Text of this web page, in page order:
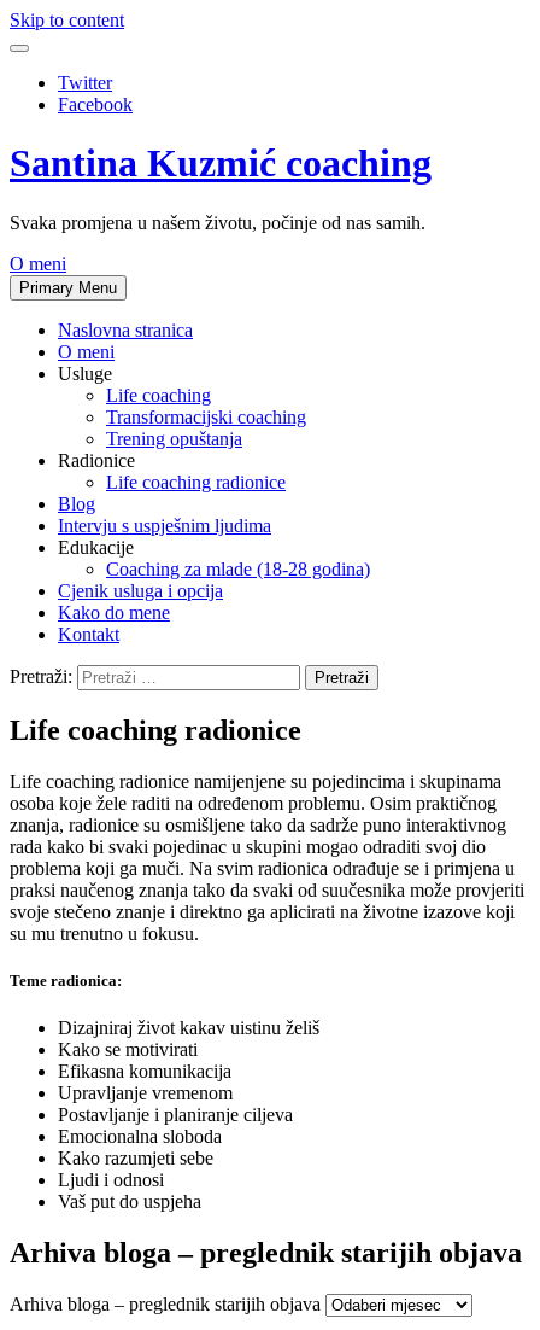
Skip to content
Twitter
Facebook
Santina Kuzmić coaching
Svaka promjena u našem životu, počinje od nas samih.
O meni
Primary Menu
Naslovna stranica
O meni
Usluge
Life coaching
Transformacijski coaching
Trening opuštanja
Radionice
Life coaching radionice
Blog
Intervju s uspješnim ljudima
Edukacije
Coaching za mlade (18-28 godina)
Cjenik usluga i opcija
Kako do mene
Kontakt
Pretraži:
Life coaching radionice
Life coaching radionice namijenjene su pojedincima i skupinama
osoba koje žele raditi na određenom problemu. Osim praktičnog
znanja, radionice su osmišljene tako da sadrže puno interaktivnog
rada kako bi svaki pojedinac u skupini mogao odraditi svoj dio
problema koji ga muči. Na svim radionica odrađuje se i primjena u
praksi naučenog znanja tako da svaki od suučesnika može provjeriti
svoje stečeno znanje i direktno ga aplicirati na životne izazove koji
su mu trenutno u fokusu.
Teme radionica:
Dizajniraj život kakav uistinu želiš
Kako se motivirati
Efikasna komunikacija
Upravljanje vremenom
Postavljanje i planiranje ciljeva
Emocionalna sloboda
Kako razumjeti sebe
Ljudi i odnosi
Vaš put do uspjeha
Arhiva bloga – preglednik starijih objava
Arhiva bloga – preglednik starijih objava